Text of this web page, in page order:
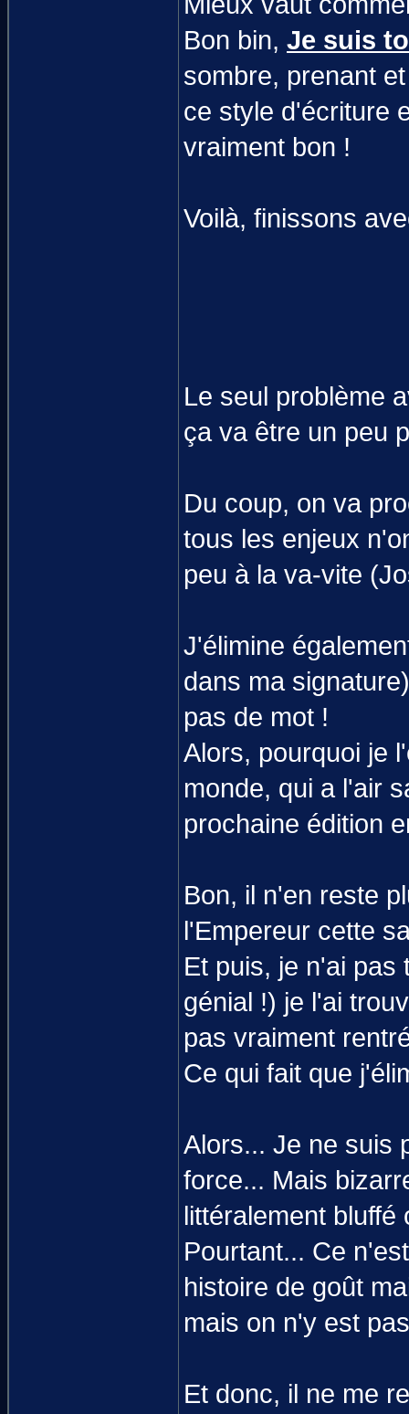
Bon bin, Je suis
sombre, prenant
ce style d'écriture
vraiment bon !
Voilà, finissons
Le seul problème
ça va être un peu
Du coup, on va
tous les enjeux
peu à la va-vite
J'élimine
dans ma
pas de mot !
Alors, pourquoi je
monde, qui a l'air
prochaine édition
Bon, il n'en reste
l'Empereur cette
Et puis, je n'ai pas
génial !) je l'ai
pas vraiment
Ce qui fait que
Alors... Je ne suis
force... Mais
littéralement
Pourtant... Ce
histoire de goût
mais on n'y est
Et donc, il ne me